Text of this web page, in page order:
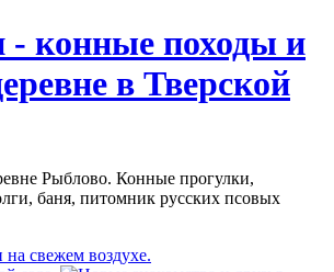
- конные походы и
в Тверской
Рыблово. Конные прогулки,
баня, питомник русских псовых